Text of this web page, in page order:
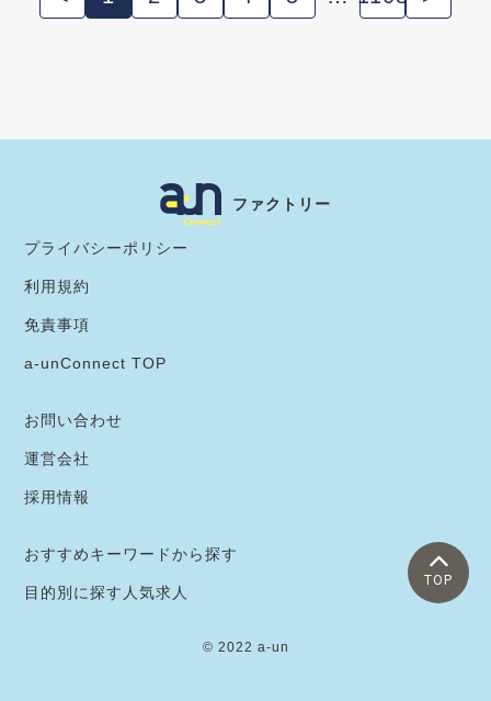
TOP
ファクトリー
プライバシーポリシー
利用規約
免責事項
a-unConnect TOP
お問い合わせ
運営会社
採用情報
おすすめキーワードから探す
目的別に探す人気求人
© 2022 a-un